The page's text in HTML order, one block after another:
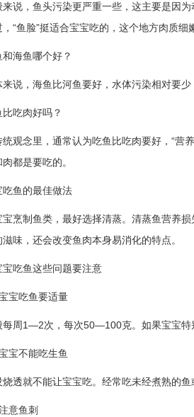
，鱼头污染更严重一些，这主要是因为
“鱼脸”挺适合宝宝吃的，这个地方肉质细
海鱼哪个好？
，海鱼比河鱼要好，水体污染相对要少
吃肉好吗？
念里，通常认为吃鱼比吃肉要好，“营养
都是要吃的。
鱼的最佳做法
制鱼类，最好选择清蒸。清蒸鱼营养损
味，还会改变鱼肉本身易消化的特点。
鱼这些问题要注意
吃鱼要适量
1—2次，每次50—100克。如果宝宝特别
不能吃生鱼
就不能让宝宝吃。经常吃未经煮熟的鱼
鱼刺